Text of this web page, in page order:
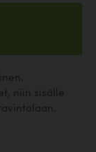
niin sisälle